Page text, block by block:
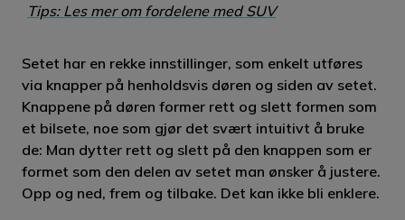
Tips: Les mer om fordelene med SUV
Setet har en rekke innstillinger, som enkelt utføres
via knapper på henholdsvis døren og siden av setet.
Knappene på døren former rett og slett formen som
et bilsete, noe som gjør det svært intuitivt å bruke
de: Man dytter rett og slett på den knappen som er
formet som den delen av setet man ønsker å justere.
Opp og ned, frem og tilbake. Det kan ikke bli enklere.